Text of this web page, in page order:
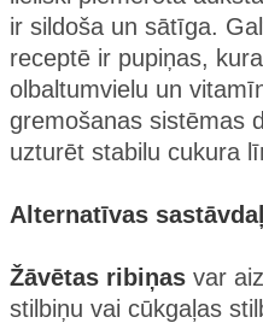
ir sildoša un sātīga.
receptē ir pupiņas,
olbaltumvielu un
gremošanas sistēmas
uzturēt stabilu cukura
Alternatīvas
Žāvētas ribiņas var
stilbiņu vai cūkgaļas